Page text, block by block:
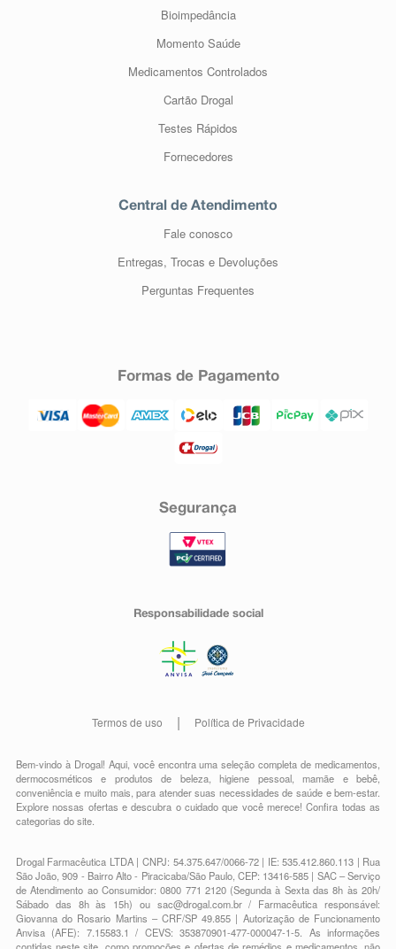
Bioimpedância
Momento Saúde
Medicamentos Controlados
Cartão Drogal
Testes Rápidos
Fornecedores
Central de Atendimento
Fale conosco
Entregas, Trocas e Devoluções
Perguntas Frequentes
Formas de Pagamento
Segurança
Responsabilidade social
Termos de uso Política de Privacidade
Bem-vindo à Drogal! Aqui, você encontra uma seleção completa demedicamentos
dermocosméticos e produtos de beleza,higiene pessoal,mamãe e bebê
conveniênciae muito mais, para atender suas necessidades de saúde e bem-estar.
Explore nossas ofertas e descubra o cuidado que você merece!Confira todas as
categorias do site.
Drogal Farmacêutica LTDA | CNPJ: 54.375.647/0066-72 | IE: 535.412.860.113 | Rua
São João, 909 - Bairro Alto - Piracicaba/São Paulo, CEP: 13416-585 | SAC – Serviço
de Atendimento ao Consumidor: 0800 771 2120 (Segunda à Sexta das 8h às 20h/
Sábado das 8h às 15h) ou sac@drogal.com.br/ Farmacêutica responsável:
Giovanna do Rosario Martins – CRF/SP 49.855 | Autorização de Funcionamento
Anvisa (AFE): 7.15583.1 / CEVS: 353870901-477-000047-1-5. As informações